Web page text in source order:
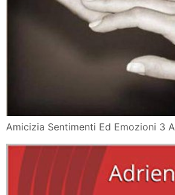
Amicizia Sentimenti Ed Emozioni 3